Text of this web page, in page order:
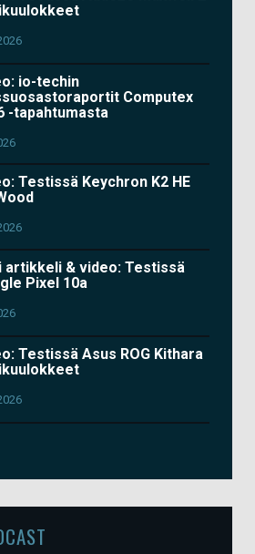
io-techin
Computex
-tapahtumasta
Testissä Keychron K2 HE
artikkeli & video: Testissä
Pixel 10a
Testissä Asus ROG Kithara